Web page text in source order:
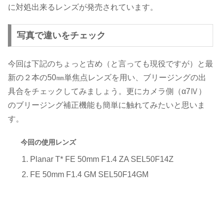
に対処出来るレンズが発売されています。
写真で違いをチェック
今回は下記のちょっと古め（と言っても現役ですが）と最
新の２本の50㎜単焦点レンズを用い、ブリージングの出
具合をチェックしてみましょう。更にカメラ側（α7Ⅳ）
のブリージング補正機能も簡単に触れてみたいと思いま
す。
今回の使用レンズ
Planar T* FE 50mm F1.4 ZA SEL50F14Z
FE 50mm F1.4 GM SEL50F14GM